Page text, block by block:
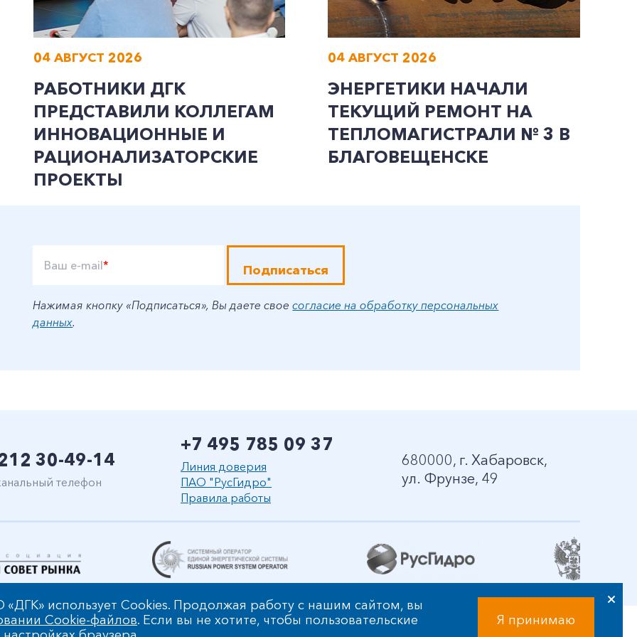
04 АВГУСТ 2026
РАБОТНИКИ ДГК
ПРЕДСТАВИЛИ КОЛЛЕГАМ
ИННОВАЦИОННЫЕ И
РАЦИОНАЛИЗАТОРСКИЕ
ПРОЕКТЫ
04 АВГУСТ 2026
ЭНЕРГЕТИКИ НАЧАЛИ
ТЕКУЩИЙ РЕМОНТ НА
ТЕПЛОМАГИСТРАЛИ № 3 В
БЛАГОВЕЩЕНСКЕ
Ваш e-mail* Подписаться
Нажимая кнопку «Подписаться», Вы даете своесогласие на обработку персональных
данных.
30-49-14
телефон
+7 495 785 09 37
Линия доверия
ПАО "РусГидро"
Правила работы
680000, г. Хабаровск,
ул. Фрунзе, 49
Уведомление об ответственности и праве интеллектуальной собственности
использует Cookies. Продолжая работу с нашим сайтом, вы
Cookie-файлов. Если вы не хотите, чтобы пользовательские
Я принимаю